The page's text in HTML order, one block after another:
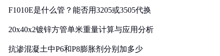
F1010E是什么管？能否用3205或3505代换
20x40x2镀锌方管单米重量计算与应用分析
抗渗混凝土中P6和P8膨胀剂分别加多少